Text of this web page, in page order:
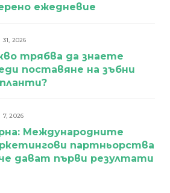
ежедневие
2026
трябва да знаете
поставяне на зъбни
2026
Международните
партньорства
дават първи резултати